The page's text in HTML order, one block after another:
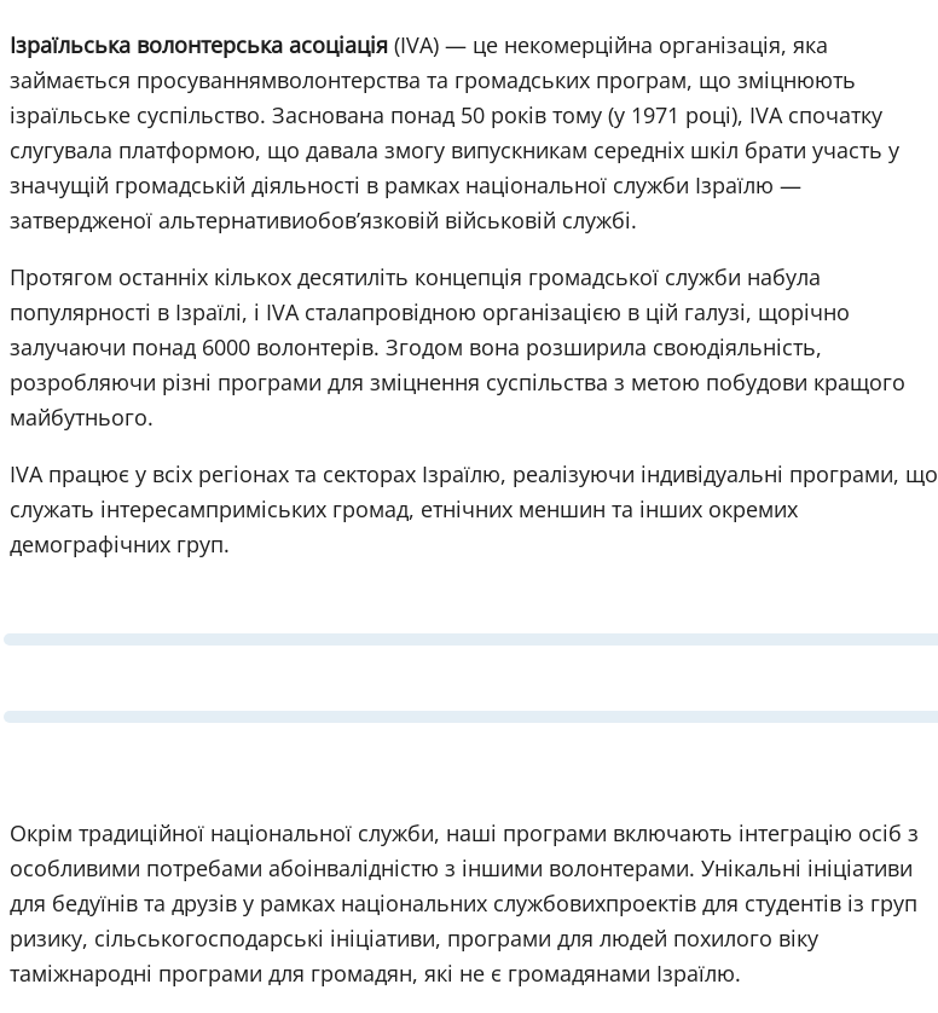
Ізраїльська волонтерська асоціація (IVA) — це некомерційна організація, яка
займається просуваннямволонтерства та громадських програм, що зміцнюють
ізраїльське суспільство. Заснована понад 50 років тому (у 1971 році), IVA спочатку
слугувала платформою, що давала змогу випускникам середніх шкіл брати участь у
значущій громадській діяльності в рамках національної служби Ізраїлю —
затвердженої альтернативиобов’язковій військовій службі.
Протягом останніх кількох десятиліть концепція громадської служби набула
популярності в Ізраїлі, і IVA сталапровідною організацією в цій галузі, щорічно
залучаючи понад 6000 волонтерів. Згодом вона розширила своюдіяльність,
розробляючи різні програми для зміцнення суспільства з метою побудови кращого
майбутнього.
IVA працює у всіх регіонах та секторах Ізраїлю, реалізуючи індивідуальні програми, що
служать інтересамприміських громад, етнічних меншин та інших окремих
демографічних груп.
Окрім традиційної національної служби, наші програми включають інтеграцію осіб з
особливими потребами абоінвалідністю з іншими волонтерами. Унікальні ініціативи
для бедуїнів та друзів у рамках національних службовихпроектів для студентів із груп
ризику, сільськогосподарські ініціативи, програми для людей похилого віку
таміжнародні програми для громадян, які не є громадянами Ізраїлю.